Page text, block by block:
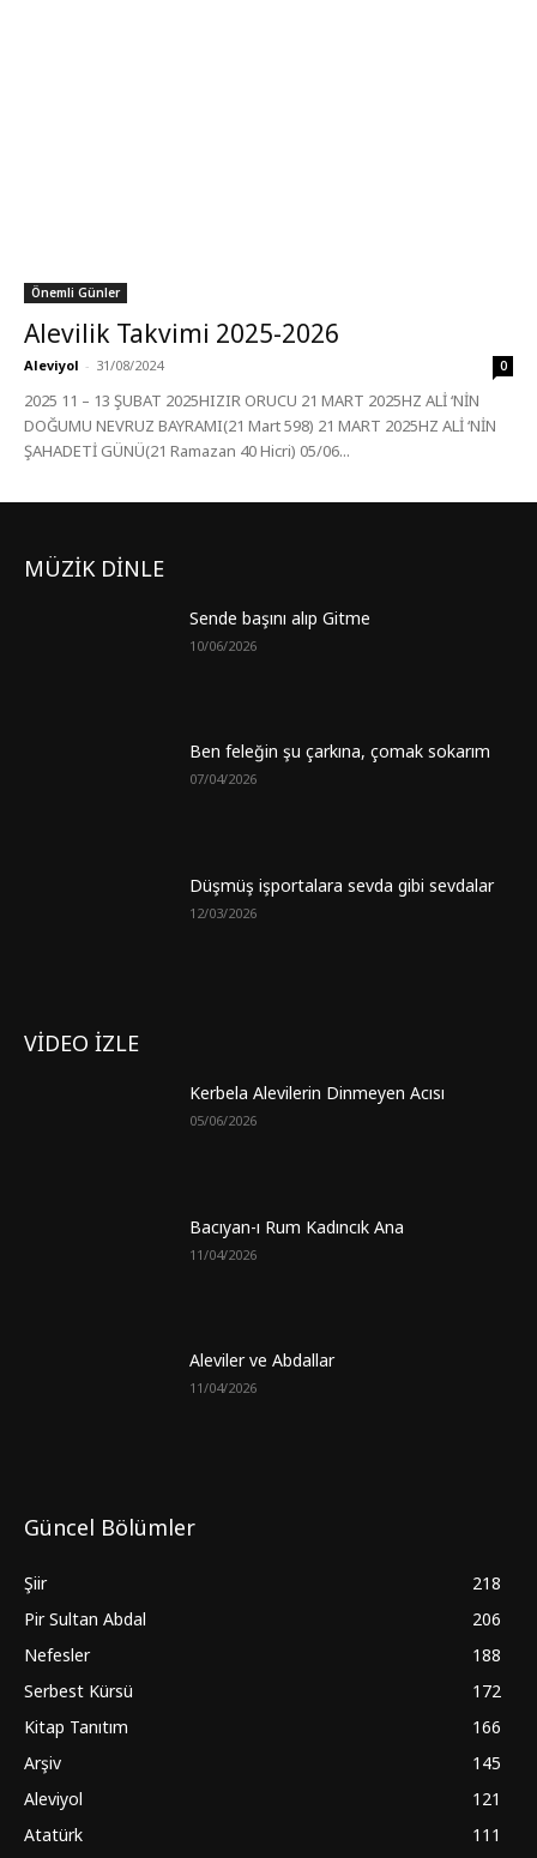
Önemli Günler
Alevilik Takvimi 2025-2026
Aleviyol - 31/08/2024 0
2025 11 – 13 ŞUBAT 2025HIZIR ORUCU 21 MART 2025HZ ALİ ‘NİN
DOĞUMU NEVRUZ BAYRAMI(21 Mart 598) 21 MART 2025HZ ALİ ‘NİN
ŞAHADETİ GÜNÜ(21 Ramazan 40 Hicri) 05/06...
MÜZİK DİNLE
Sende başını alıp Gitme
10/06/2026
Ben feleğin şu çarkına, çomak sokarım
07/04/2026
Düşmüş işportalara sevda gibi sevdalar
12/03/2026
VİDEO İZLE
Kerbela Alevilerin Dinmeyen Acısı
05/06/2026
Bacıyan-ı Rum Kadıncık Ana
11/04/2026
Aleviler ve Abdallar
11/04/2026
Güncel Bölümler
Şiir
218
Pir Sultan Abdal
206
Nefesler
188
Serbest Kürsü
172
Kitap Tanıtım
166
Arşiv
145
Aleviyol
121
Atatürk
111